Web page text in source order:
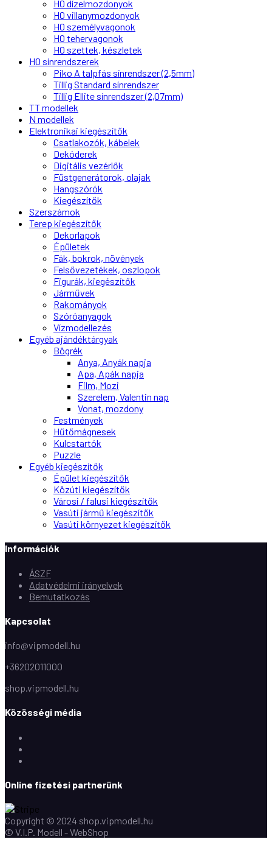
H0 dízelmozdonyok
H0 villanymozdonyok
H0 személyvagonok
H0 tehervagonok
H0 szettek, készletek
H0 sínrendszerek
Piko A talpfás sínrendszer (2,5mm)
Tillig Standard sínrendszer
Tillig Ellite sínrendszer (2,07mm)
TT modellek
N modellek
Elektronikai kiegészítők
Csatlakozók, kábelek
Dekóderek
Digitális vezérlők
Füstgenerátorok, olajak
Hangszórók
Kiegészítők
Szerszámok
Terep kiegészítők
Dekorlapok
Épületek
Fák, bokrok, növények
Felsővezetékek, oszlopok
Figurák, kiegészítők
Járművek
Rakományok
Szóróanyagok
Vízmodellezés
Egyéb ajándéktárgyak
Bögrék
Anya, Anyák napja
Apa, Apák napja
Film, Mozi
Szerelem, Valentin nap
Vonat, mozdony
Festmények
Hűtőmágnesek
Kulcstartók
Puzzle
Egyéb kiegészítők
Épület kiegészítők
Közúti kiegészítők
Városi / falusi kiegészítők
Vasúti jármű kiegészítők
Vasúti környezet kiegészítők
Információk
ÁSZF
Adatvédelmi irányelvek
Bemutatkozás
Kapcsolat
info@vipmodell.hu
+36202011000
shop.vipmodell.hu
Közösségi média
Online fizetési partnerünk
Copyright © 2024 shop.vipmodell.hu
© V.I.P. Modell - WebShop